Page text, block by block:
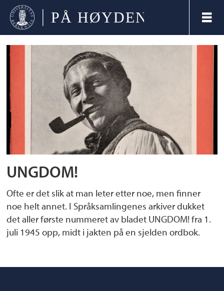
Tag:
blad
UNGDOM!
Ofte er det slik at man leter etter noe, men finner
noe helt annet. I Språksamlingenes arkiver dukket
det aller første nummeret av bladet UNGDOM! fra 1.
juli 1945 opp, midt i jakten på en sjelden ordbok.